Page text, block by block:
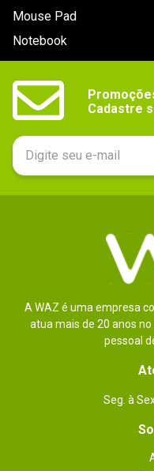
Outras
informações
Áudio
Peso 2,06 kg
Mouse Pad
Notebook
Cadastre
A WAZ é uma empresa
atua mais de 20 anos
pessoal
Seg. à